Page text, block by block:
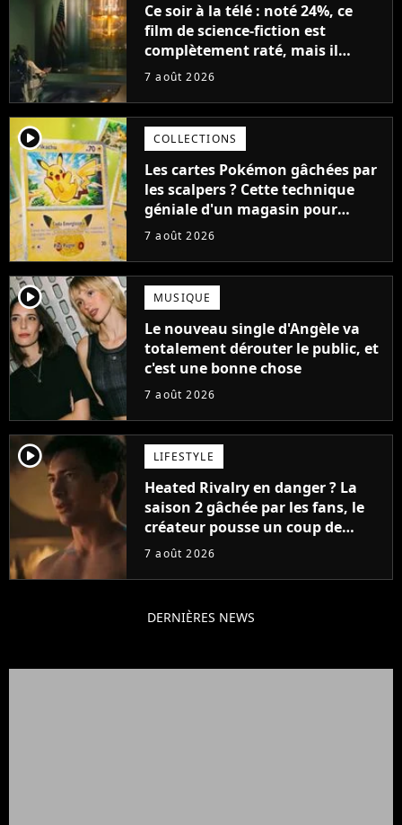
Ce soir à la télé : noté 24%, ce
film de science-fiction est
complètement raté, mais il
aurait pu être encore pire à
7 août 2026
player2 COLLECTIONS
Les cartes Pokémon gâchées par
les scalpers ? Cette technique
géniale d'un magasin pour
ruiner les revendeurs
7 août 2026
player2 MUSIQUE
Le nouveau single d'Angèle va
totalement dérouter le public, et
c'est une bonne chose
7 août 2026
player2 LIFESTYLE
Heated Rivalry en danger ? La
saison 2 gâchée par les fans, le
créateur pousse un coup de
gueule
7 août 2026
DERNIÈRES NEWS